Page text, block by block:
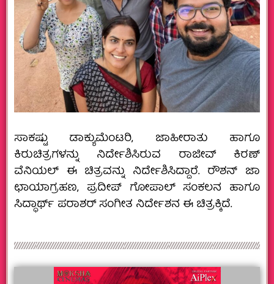
ಸಾಕಷ್ಟು ಡಾಕ್ಯುಮೆಂಟರಿ, ಜಾಹೀರಾತು ಹಾಗೂ
ಕಿರುಚಿತ್ರಗಳನ್ನು ನಿರ್ದೇಶಿಸಿರುವ ರಾಜೀವ್ ಕಿರಣ್
ವೆನಿಯಲ್ ಈ ಚಿತ್ರವನ್ನು ನಿರ್ದೇಶಿಸಿದ್ದಾರೆ. ರೌಶನ್ ಜಾ
ಛಾಯಾಗ್ರಹಣ, ಪ್ರದೀಪ್ ಗೋಪಾಲ್ ಸಂಕಲನ ಹಾಗೂ
ಸಿದ್ಧಾರ್ಥ್ ಪರಾಶರ್ ಸಂಗೀತ ನಿರ್ದೇಶನ ಈ ಚಿತ್ರಕ್ಕಿದೆ.